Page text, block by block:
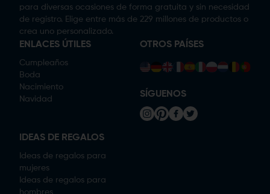
para diversas ocasiones de forma gratuita y sin necesidad
de registro. Elige entre más de 229 millones de productos o
crea uno personalizado.
ENLACES ÚTILES
Cumpleaños
Boda
Nacimiento
Navidad
OTROS PAÍSES
IDEAS DE REGALOS
Ideas de regalos para
mujeres
Ideas de regalos para
SÍGUENOS